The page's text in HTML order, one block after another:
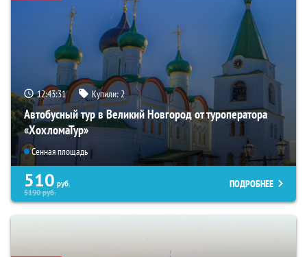
12:43:30 Купили:2
Автобусный тур в Великий Новгород от туроператора
«ХохломаТур»
Сенная площадь
510 руб.
5190руб.
ПОДРОБНЕЕ